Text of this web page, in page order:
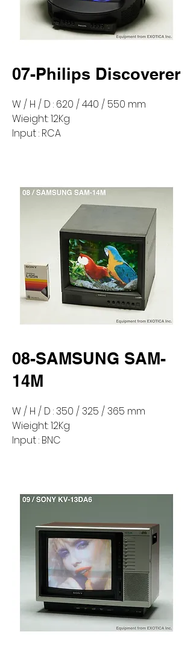
07-Philips Discoverer
W / H / D : 620 / 440 / 550 mm
Wieight: 12Kg
Input : RCA
08-SAMSUNG SAM-
14M
W / H / D : 350 / 325 / 365 mm
Wieight: 12Kg
Input : BNC